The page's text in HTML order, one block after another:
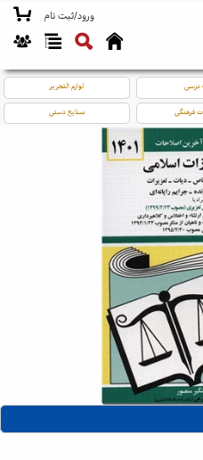
ورود/ثبت نام
درسی لوازم التحریر
فرهنگی صنایع دستی